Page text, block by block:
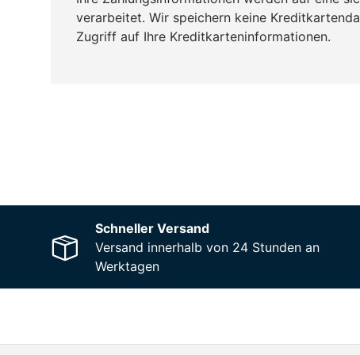
verarbeitet. Wir speichern keine
Zugriff auf Ihre Kreditkarteninformationen.
Schneller Versand
Versand innerhalb von 24 Stunden an
Werktagen